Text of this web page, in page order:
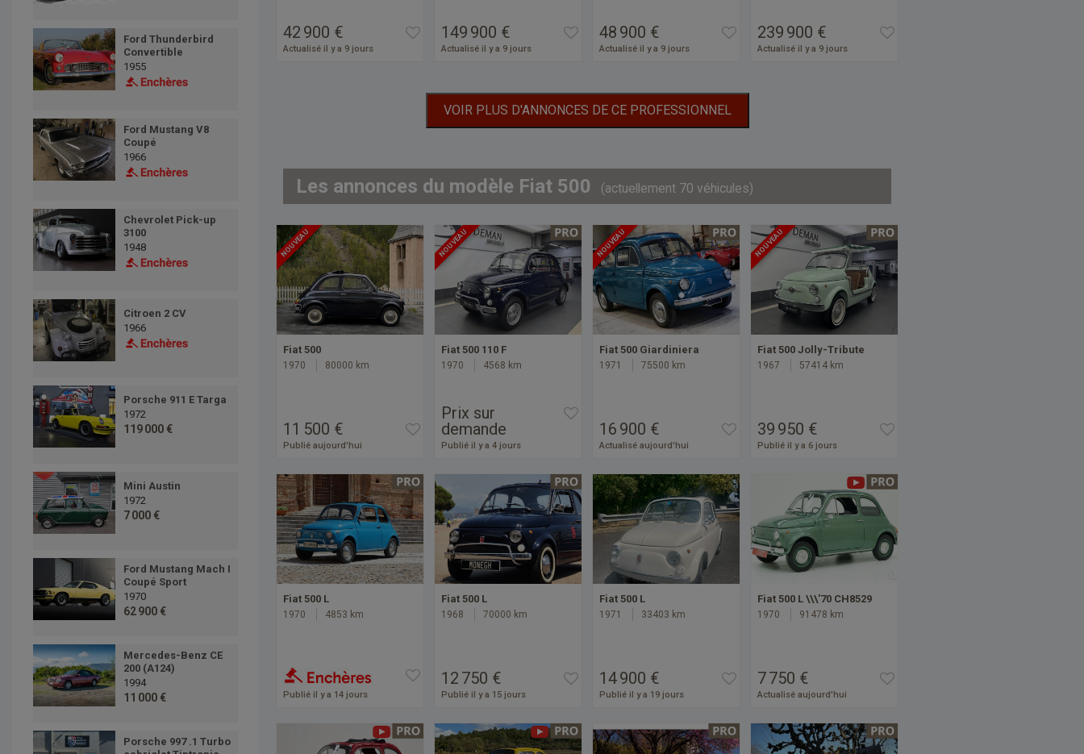
Ford Thunderbird
Convertible
1955
Ford Mustang V8
Coupé
1966
Chevrolet Pick-up
3100
1948
Citroen 2 CV
1966
Porsche 911 E Targa
1972
119 000 €
Mini Austin
1972
7 000 €
Ford Mustang Mach I
Coupé Sport
1970
62 900 €
Mercedes-Benz CE
200 (A124)
1994
11 000 €
Porsche 997 .1 Turbo
42 900 €
Actualisé il y a 9 jours
149 900 €
Actualisé il y a 9 jours
48 900 €
Actualisé il y a 9 jours
239 900 €
Actualisé il y a 9 jours
VOIR PLUS D'ANNONCES DE CE PROFESSIONNEL
Les annonces du modèle Fiat 500 (actuellement 70 véhicules)
NOUVEAU
Fiat 500
1970 80000 km
11 500 €
Publié aujourd'hui
NOUVEAU
Fiat 500 110 F
1970 4568 km
Prix sur
demande
Publié il y a 4 jours
NOUVEAU
Fiat 500 Giardiniera
1971 75500 km
16 900 €
Actualisé aujourd'hui
NOUVEAU
Fiat 500 Jolly-Tribute
1967 57414 km
39 950 €
Publié il y a 6 jours
Fiat 500 L
1970 4853 km
Publié il y a 14 jours
Fiat 500 L
1968 70000 km
12 750 €
Publié il y a 15 jours
Fiat 500 L
1971 33403 km
14 900 €
Publié il y a 19 jours
Fiat 500 L \\\'70 CH8529
1970 91478 km
7 750 €
Actualisé aujourd'hui